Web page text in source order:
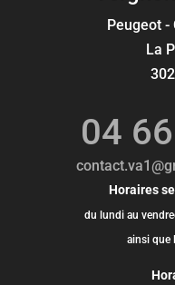
Peugeot -
La
04
Horaires
du lundi au
ainsi que